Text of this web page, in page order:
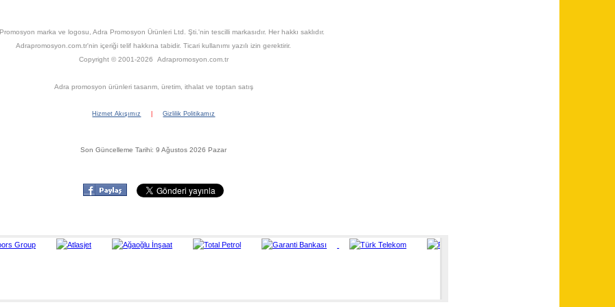
marka ve logosu, Adra Promosyon Ürünleri Ltd. Şti.'nin tescilli markasıdır. Her hakkı saklıdır.
Adrapromosyon.com.tr'nin içeriği telif hakkına tabidir. Ticari kullanımı yazılı izin gerektirir.
Copyright © 2001-2026 Adrapromosyon.com.tr
Adra promosyon ürünleri tasarım, üretim, ithalat ve toptan satış
Hizmet Akışımız Gizlilik Politikamız
Son Güncelleme Tarihi: 9 Ağustos 2026 Pazar